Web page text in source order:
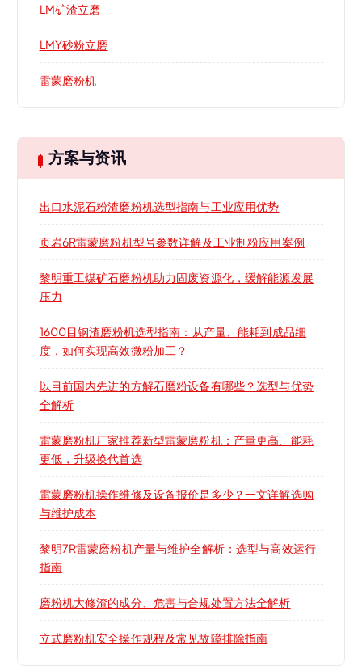
LM矿渣立磨
LMY砂粉立磨
雷蒙磨粉机
方案与资讯
出口水泥石粉渣磨粉机选型指南与工业应用优势
页岩6R雷蒙磨粉机型号参数详解及工业制粉应用案例
黎明重工煤矿石磨粉机助力固废资源化，缓解能源发展
压力
1600目钢渣磨粉机选型指南：从产量、能耗到成品细
度，如何实现高效微粉加工？
以目前国内先进的方解石磨粉设备有哪些？选型与优势
全解析
雷蒙磨粉机厂家推荐新型雷蒙磨粉机：产量更高、能耗
更低，升级换代首选
雷蒙磨粉机操作维修及设备报价是多少？一文详解选购
与维护成本
黎明7R雷蒙磨粉机产量与维护全解析：选型与高效运行
指南
磨粉机大修渣的成分、危害与合规处置方法全解析
立式磨粉机安全操作规程及常见故障排除指南